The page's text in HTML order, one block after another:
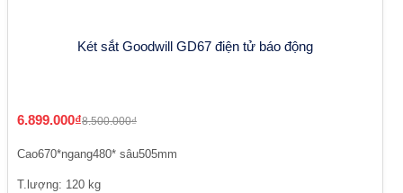
Két sắt Goodwill GD67 điện tử báo động
6.899.000₫8.500.000₫
Cao670*ngang480* sâu505mm
T.lượng: 120 kg